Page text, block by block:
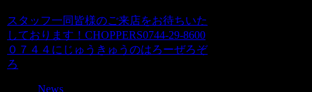
スタッフ一同皆様のご来店をお待ちいた
しております！CHOPPERS0744-29-8600
０７４４にじゅうきゅうのはろーぜろぞ
ろ
News